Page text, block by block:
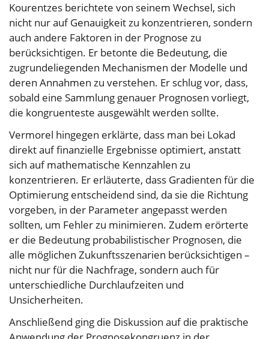
Kourentzes berichtete von seinem Wechsel, sich
nicht nur auf Genauigkeit zu konzentrieren, sondern
auch andere Faktoren in der Prognose zu
berücksichtigen. Er betonte die Bedeutung, die
zugrundeliegenden Mechanismen der Modelle und
deren Annahmen zu verstehen. Er schlug vor, dass,
sobald eine Sammlung genauer Prognosen vorliegt,
die kongruenteste ausgewählt werden sollte.
Vermorel hingegen erklärte, dass man bei Lokad
direkt auf finanzielle Ergebnisse optimiert, anstatt
sich auf mathematische Kennzahlen zu
konzentrieren. Er erläuterte, dass Gradienten für die
Optimierung entscheidend sind, da sie die Richtung
vorgeben, in der Parameter angepasst werden
sollten, um Fehler zu minimieren. Zudem erörterte
er die Bedeutung probabilistischer Prognosen, die
alle möglichen Zukunftsszenarien berücksichtigen –
nicht nur für die Nachfrage, sondern auch für
unterschiedliche Durchlaufzeiten und
Unsicherheiten.
Anschließend ging die Diskussion auf die praktische